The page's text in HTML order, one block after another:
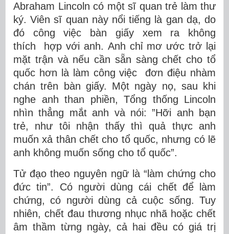
Abraham Lincoln có một sĩ quan trẻ làm thư
ký. Viên sĩ quan này nổi tiếng là gan dạ, do
đó công việc bàn giấy xem ra không
thích hợp với anh. Anh chỉ mơ ước trở lại
mặt trận và nếu cần sẵn sàng chết cho tổ
quốc hơn là làm công việc đơn điệu nhàm
chán trên bàn giấy. Một ngày nọ, sau khi
nghe anh than phiền, Tổng thống Lincoln
nhìn thẳng mắt anh và nói: ”Hỡi anh bạn
trẻ, như tôi nhận thấy thì quả thực anh
muốn xả thân chết cho tổ quốc, nhưng có lẽ
anh không muốn sống cho tổ quốc”.
Tử đạo theo nguyên ngữ là “làm chứng cho
đức tin”. Có người dùng cái chết để làm
chứng, có người dùng cả cuộc sống. Tuy
nhiên, chết đau thương nhục nhã hoặc chết
âm thầm từng ngày, cả hai đều có giá trị